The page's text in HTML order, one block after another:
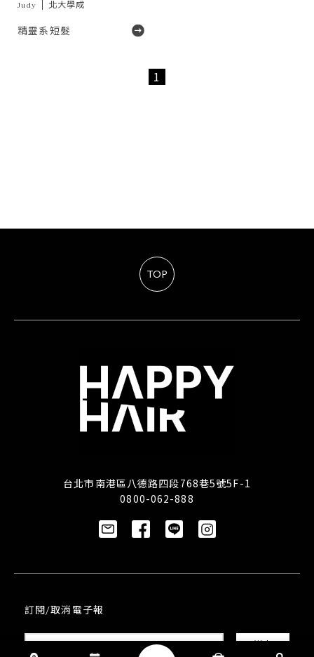
Judy 北大學成
精靈系短髮
1
TOP
台北市南港區八德路四段768巷5號5F-1
0800-062-888
訂閱/取消電子報